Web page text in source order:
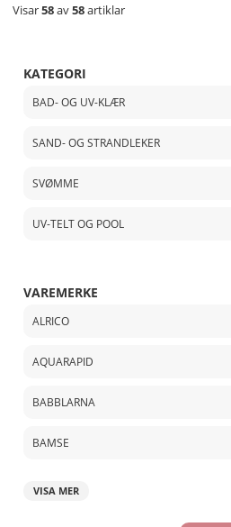
Visar58av58artiklar
KATEGORI
BAD- OG UV-KLÆR
SAND- OG STRANDLEKER
SVØMME
UV-TELT OG POOL
VAREMERKE
ALRICO
AQUARAPID
BABBLARNA
BAMSE
VISA MER